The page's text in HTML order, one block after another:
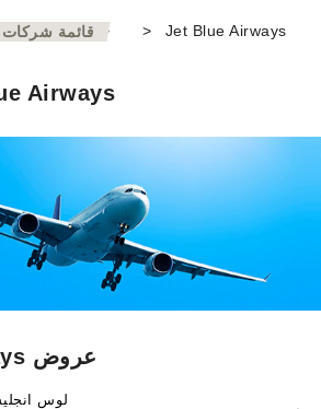
> قائمة شركات > Jet Blue Airways
Airways
Jet Blue Airways عروض
لوس